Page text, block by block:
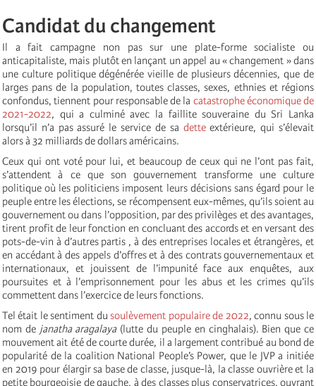
Candidat du changement
Il a fait campagne non pas sur une plate-forme socialiste ou
anticapitaliste, mais plutôt en lançant un appel au « changement » dans
une culture politique dégénérée vieille de plusieurs décennies, que de
larges pans de la population, toutes classes, sexes, ethnies et régions
confondus, tiennent pour responsable de la catastrophe économique de
2021-2022, qui a culminé avec la faillite souveraine du Sri Lanka
lorsqu’il n’a pas assuré le service de sa detteextérieure, qui s’élevait
alors à 32 milliards de dollars américains.
Ceux qui ont voté pour lui, et beaucoup de ceux qui ne l’ont pas fait,
s’attendent à ce que son gouvernement transforme une culture
politique où les politiciens imposent leurs décisions sans égard pour le
peuple entre les élections, se récompensent eux-mêmes, qu’ils soient au
gouvernement ou dans l’opposition, par des privilèges et des avantages,
tirent profit de leur fonction en concluant des accords et en versant des
pots-de-vin à d’autres partis , à des entreprises locales et étrangères, et
en accédant à des appels d’offres et à des contrats gouvernementaux et
internationaux, et jouissent de l’impunité face aux enquêtes, aux
poursuites et à l’emprisonnement pour les abus et les crimes qu’ils
commettent dans l’exercice de leurs fonctions.
Tel était le sentiment dusoulèvement populaire de 2022, connu sous le
nom de janatha aragalaya(lutte du peuple en cinghalais). Bien que ce
mouvement ait été de courte durée, il a largement contribué au bond de
popularité de la coalition National People’s Power, que le JVP a initiée
en 2019 pour élargir sa base de classe, jusque-là, la classe ouvrière et la
petite bourgeoisie de gauche, à des classes plus conservatrices, ouvrant